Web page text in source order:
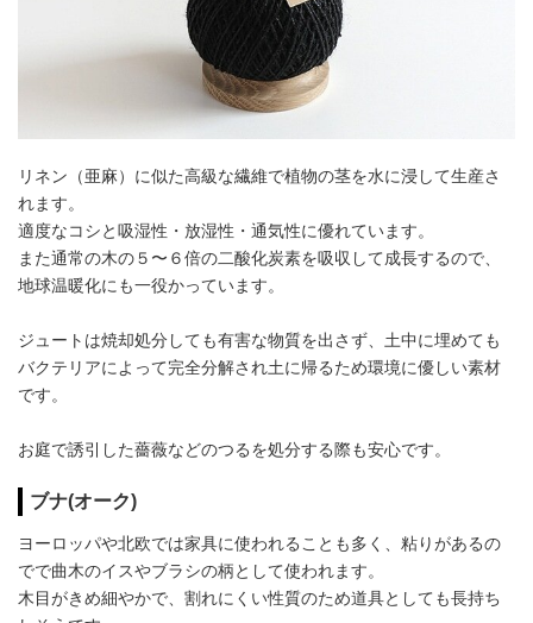
リネン（亜麻）に似た高級な繊維で植物の茎を水に浸して生産さ
れます。
適度なコシと吸湿性・放湿性・通気性に優れています。
また通常の木の５〜６倍の二酸化炭素を吸収して成長するので、
地球温暖化にも一役かっています。
ジュートは焼却処分しても有害な物質を出さず、土中に埋めても
バクテリアによって完全分解され土に帰るため環境に優しい素材
です。
お庭で誘引した薔薇などのつるを処分する際も安心です。
ブナ(オーク)
ヨーロッパや北欧では家具に使われることも多く、粘りがあるの
でで曲木のイスやブラシの柄として使われます。
木目がきめ細やかで、割れにくい性質のため道具としても長持ち